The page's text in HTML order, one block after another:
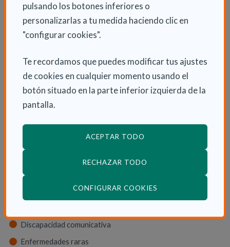
pulsando los botones inferiores o
personalizarlas a tu medida haciendo clic en
"configurar cookies".
Te recordamos que puedes modificar tus ajustes
de cookies en cualquier momento usando el
botón situado en la parte inferior izquierda de la
pantalla.
ACEPTAR TODO
RECHAZAR TODO
CONFIGURAR COOKIES
La Ley de dependencia
Autonomía
Cuidadores
Discapacidad orgánica
Discapacidad neurológica
Discapacidad comunicativa
Enfermedades raras